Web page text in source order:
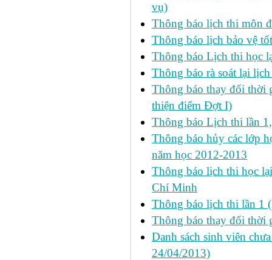
vụ)
Thông báo lịch thi môn
Thông báo lịch bảo vệ
Thông báo Lịch thi học
Thông báo rà soát lại
Thông báo thay đổi thời
thiện điểm Đợt I)
Thông báo Lịch thi lần
Thông báo hủy các lớp
năm học 2012-2013
Thông báo lịch thi học
Chí Minh
Thông báo lịch thi lần 1
Thông báo thay đổi thời
Danh sách sinh viên
24/04/2013)